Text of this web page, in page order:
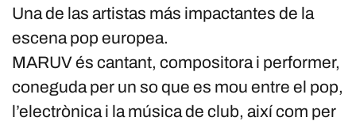
Una de las artistas más impactantes de la
escena pop europea.
MARUV és cantant, compositora i performer,
coneguda per un so que es mou entre el pop,
l’electrònica i la música de club, així com per